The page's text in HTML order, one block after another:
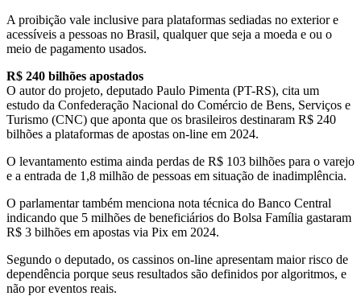
A proibição vale inclusive para plataformas sediadas no exterior e
acessíveis a pessoas no Brasil, qualquer que seja a moeda e ou o
meio de pagamento usados.
R$ 240 bilhões apostados
O autor do projeto, deputado Paulo Pimenta (PT-RS), cita um
estudo da Confederação Nacional do Comércio de Bens, Serviços e
Turismo (CNC) que aponta que os brasileiros destinaram R$ 240
bilhões a plataformas de apostas on-line em 2024.
O levantamento estima ainda perdas de R$ 103 bilhões para o varejo
e a entrada de 1,8 milhão de pessoas em situação de inadimplência.
O parlamentar também menciona nota técnica do Banco Central
indicando que 5 milhões de beneficiários do Bolsa Família gastaram
R$ 3 bilhões em apostas via Pix em 2024.
Segundo o deputado, os cassinos on-line apresentam maior risco de
dependência porque seus resultados são definidos por algoritmos, e
não por eventos reais.